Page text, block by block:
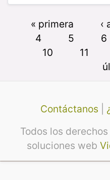
« primera ‹
4
5 6
10
11
Contáctanos
Todos los
soluciones web